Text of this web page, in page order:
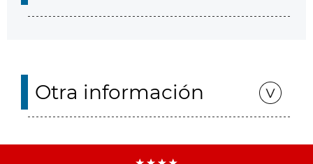
Otra información